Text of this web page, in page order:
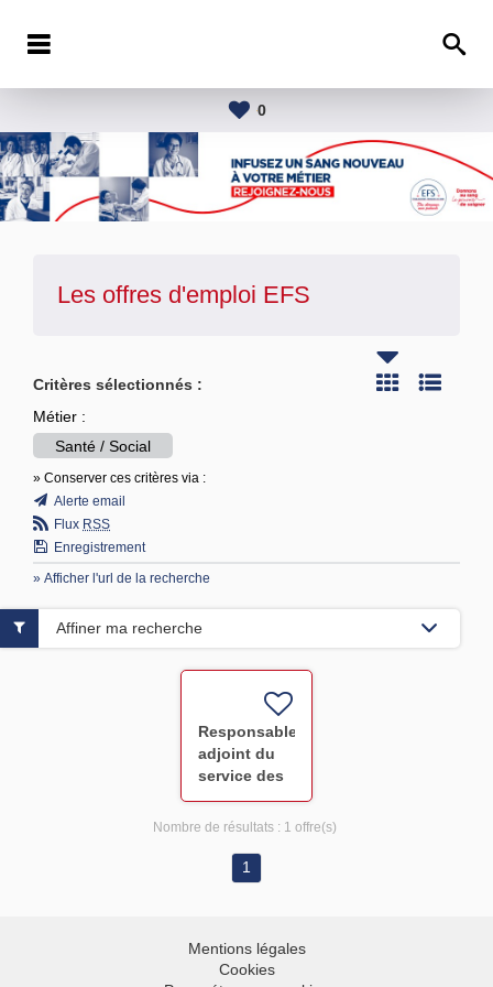
0
Les offres d'emploi EFS
Critères sélectionnés :
Métier :
Santé / Social
» Conserver ces critères via :
Alerte email
Flux RSS
Enregistrement
» Afficher l'url de la recherche
Responsable
adjoint du
service des
Prélèvements
du Finistère
Affiner ma recherche
Nombre de résultats : 1 offre(s)
1
Mentions légales
Cookies